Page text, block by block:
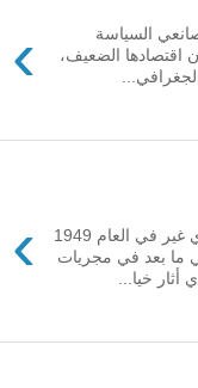
›
السياسة
اقتصادها الضعيف،
›
انقلاب الزعيم حسني الزعيم، الذي غير في العام 1949
ما بعد في مجريات
أثار خيا...